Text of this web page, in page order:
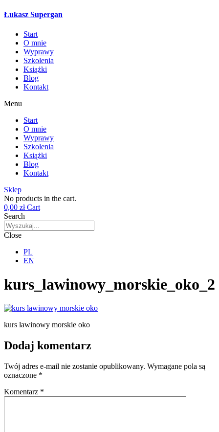
Łukasz Supergan
Start
O mnie
Wyprawy
Szkolenia
Książki
Blog
Kontakt
Menu
Start
O mnie
Wyprawy
Szkolenia
Książki
Blog
Kontakt
Sklep
No products in the cart.
0,00 zł Cart
Search
Close
PL
EN
kurs_lawinowy_morskie_oko_2
kurs lawinowy morskie oko
Dodaj komentarz
Twój adres e-mail nie zostanie opublikowany. Wymagane pola są
oznaczone *
Komentarz *